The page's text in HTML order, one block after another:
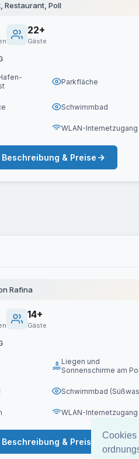
Cookies
Restaurant, Poll
22+
Gäste
Parkfläche
Schwimmbad
WLAN-Internetzugang
Beschreibung & Preise
Rafina
14+
Gäste
Liegen und
Sonnenschirme am
Schwimmbad
WLAN-Internetzugang
Beschreibung & Preise